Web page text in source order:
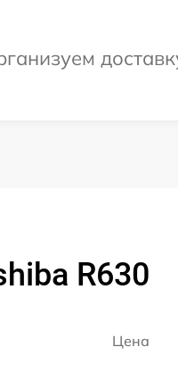
R630
Цена